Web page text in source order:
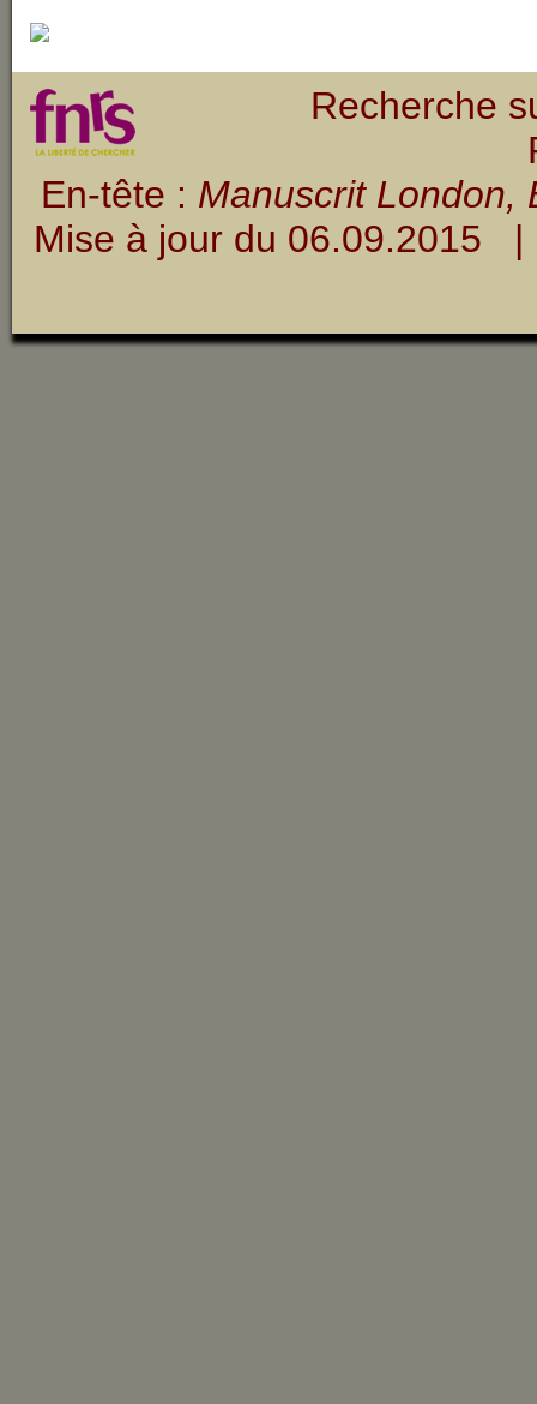
Recherche
En-tête : Manuscrit London,
Mise à jour du 06.09.2015 |